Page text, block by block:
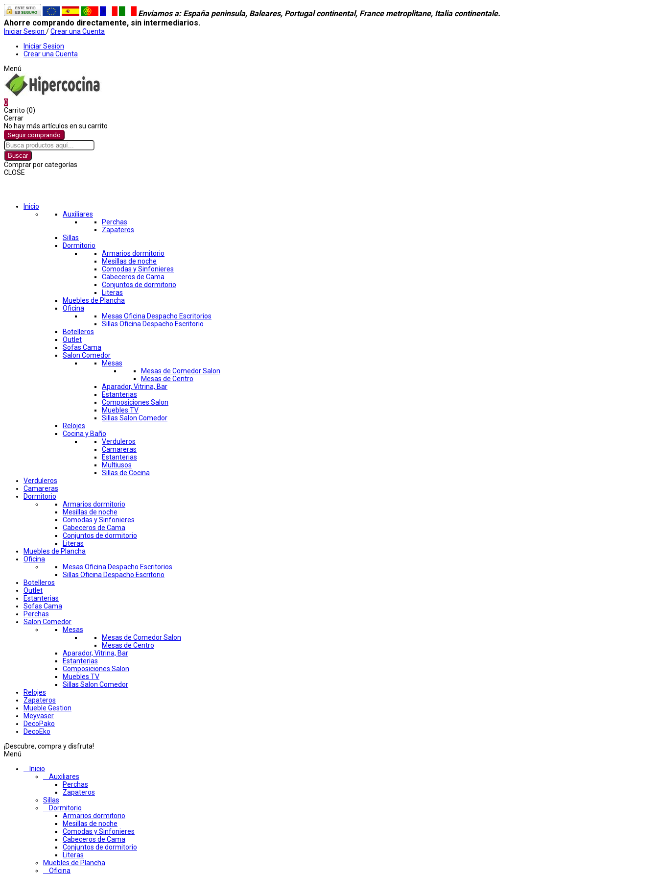
Enviamos a: España peninsula, Baleares, Portugal continental, France metroplitane, Italia continentale.
Ahorre comprando directamente, sin intermediarios.
Iniciar Sesion /Crear una Cuenta
Iniciar Sesion
Crear una Cuenta
Menú
0
Carrito (0)
Cerrar
No hay más artículos en su carrito
Seguir comprando
Buscar
Comprar por categorías
CLOSE
Inicio
Auxiliares
Perchas
Zapateros
Sillas
Dormitorio
Armarios dormitorio
Mesillas de noche
Comodas y Sinfonieres
Cabeceros de Cama
Conjuntos de dormitorio
Literas
Muebles de Plancha
Oficina
Mesas Oficina Despacho Escritorios
Sillas Oficina Despacho Escritorio
Botelleros
Outlet
Sofas Cama
Salon Comedor
Mesas
Mesas de Comedor Salon
Mesas de Centro
Aparador, Vitrina, Bar
Estanterias
Composiciones Salon
Muebles TV
Sillas Salon Comedor
Relojes
Cocina y Baño
Verduleros
Camareras
Estanterias
Multiusos
Sillas de Cocina
Verduleros
Camareras
Dormitorio
Armarios dormitorio
Mesillas de noche
Comodas y Sinfonieres
Cabeceros de Cama
Conjuntos de dormitorio
Literas
Muebles de Plancha
Oficina
Mesas Oficina Despacho Escritorios
Sillas Oficina Despacho Escritorio
Botelleros
Outlet
Estanterias
Sofas Cama
Perchas
Salon Comedor
Mesas
Mesas de Comedor Salon
Mesas de Centro
Aparador, Vitrina, Bar
Estanterias
Composiciones Salon
Muebles TV
Sillas Salon Comedor
Relojes
Zapateros
Mueble Gestion
Meyvaser
DecoPako
DecoEko
¡Descubre, compra y disfruta!
Menú
Inicio
Auxiliares
Perchas
Zapateros
Sillas
Dormitorio
Armarios dormitorio
Mesillas de noche
Comodas y Sinfonieres
Cabeceros de Cama
Conjuntos de dormitorio
Literas
Muebles de Plancha
Oficina